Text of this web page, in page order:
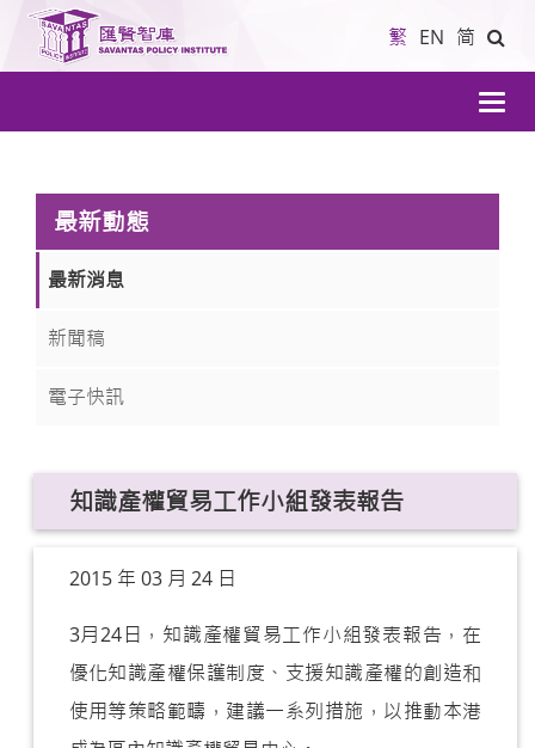
繁 EN 简
導
航
最新動態
最新消息
新聞稿
電子快訊
知識產權貿易工作小組發表報告
2015 年 03 月 24 日
3月24日，知識產權貿易工作小組發表報告，在
優化知識產權保護制度、支援知識產權的創造和
使用等策略範疇，建議一系列措施，以推動本港